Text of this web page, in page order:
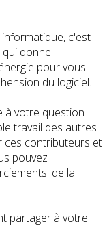
c'est
donne
pour vous
du logiciel.
à votre question
travail des autres
ces contributeurs et
pouvez
de la
partager à votre